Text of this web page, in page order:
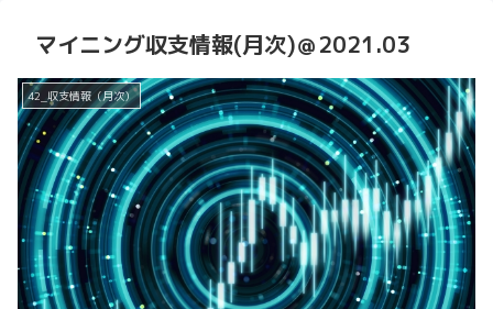
マイニング収支情報(月次)＠2021.03
42_収支情報（月次）